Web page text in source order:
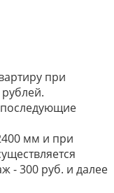
при
мм и при
- 300 руб. и далее